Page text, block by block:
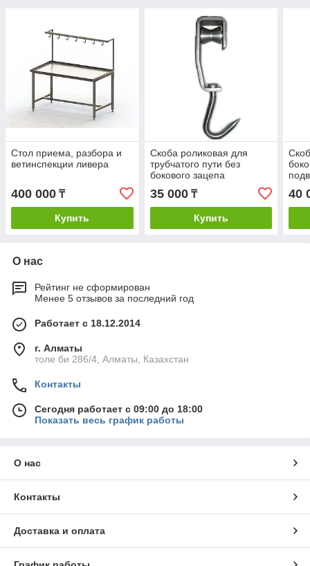
Стол приема, разбора и
ветинспекции ливера
400 000 ₸
Купить
Скоба роликовая для
трубчатого пути без
бокового зацепа
35 000₸
Купить
40
О нас
Рейтинг не сформирован
Менее 5 отзывов за последний год
Работает с 18.12.2014
г. Алматы
толе би 286/4, Алматы, Казахстан
Контакты
Сегодня работает с 09:00 до 18:00
Показать весь график работы
О нас
Контакты
Доставка и оплата